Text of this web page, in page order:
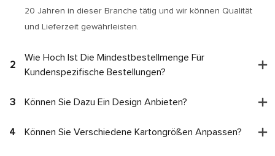
20 Jahren in dieser Branche tätig und wir können Qualität
und Lieferzeit gewährleisten.
2
Wie Hoch Ist Die Mindestbestellmenge Für
Kundenspezifische Bestellungen?
3 Können Sie Dazu Ein Design Anbieten?
4 Können Sie Verschiedene Kartongrößen Anpassen?